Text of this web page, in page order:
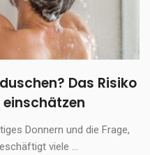
Das Risiko
Donnern und die Frage,
viele ...